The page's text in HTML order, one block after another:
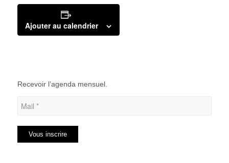
Ajouter au calendrier
Recevoir l’agenda mensuel.